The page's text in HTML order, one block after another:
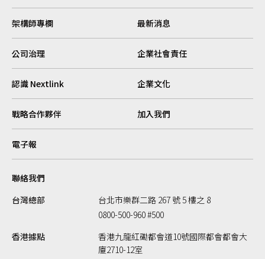
架構師專欄 最新消息
公司治理 企業社會責任
認識 Nextlink 企業文化
戰略合作夥伴 加入我們
電子報
聯絡我們
台灣總部
台北市樂群二路 267 號 5 樓之 8
0800-500-960 #500
香港據點
香港九龍紅磡都會道10號國際都會都會大
廈2710-12室